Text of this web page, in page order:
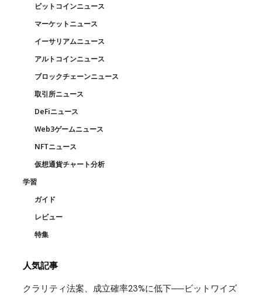
ビットコインニュース
マーケットニュース
イーサリアムニュース
アルトコインニュース
ブロックチェーンニュース
取引所ニュース
DeFiニュース
Web3ゲームニュース
NFTニュース
仮想通貨チャート分析
学習
ガイド
レビュー
特集
人気記事
クラリティ法案、成立確率23%に低下──ビットワイズ